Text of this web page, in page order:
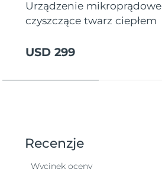
Urządzenie mikroprądowe
czyszczące twarz ciepłem
USD 299